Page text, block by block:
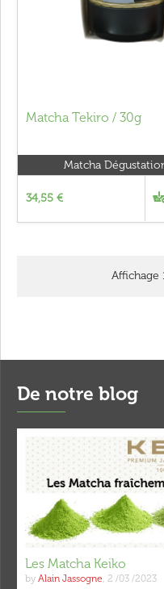
Matcha Tekiro / 30g
Matcha
34,55 €
Affichage
De notre blog
Les Matcha Keiko
by Alain Jassogne 2 /03 /2023